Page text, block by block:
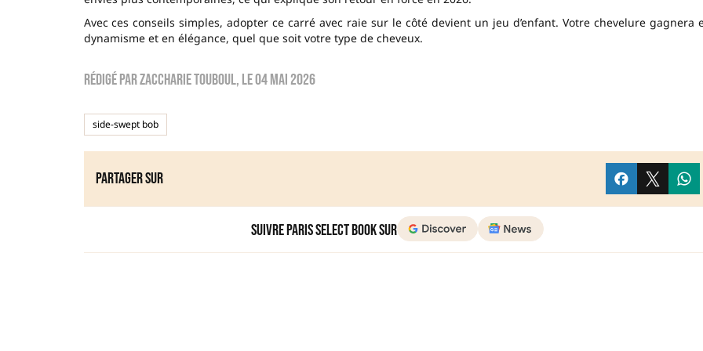
Avec ces conseils simples, adopter ce carré avec raie sur le côté devient un jeu d’enfant. Votre chevelure gagnera
dynamisme et en élégance, quel que soit votre type de cheveux.
Rédigé parzaccharie touboul, le04 mai 2026
side-swept bob
Partager sur
Suivre Paris Select Book sur